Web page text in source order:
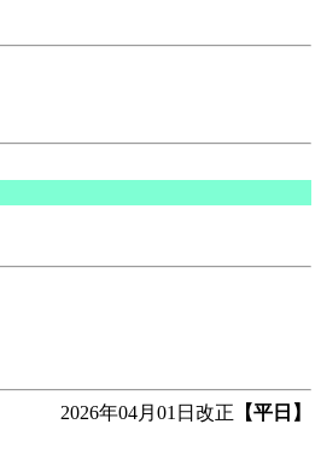
2026年04月01日改正 【平日】